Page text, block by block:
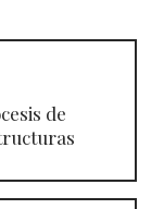
de